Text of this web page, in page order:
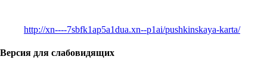
http://xn----7sbfk1ap5a1dua.xn--p1ai/pushkinskaya-karta/
Версия для слабовидящих